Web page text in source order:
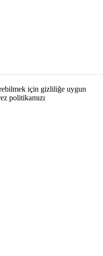
için gizliliğe uygun
politikamızı